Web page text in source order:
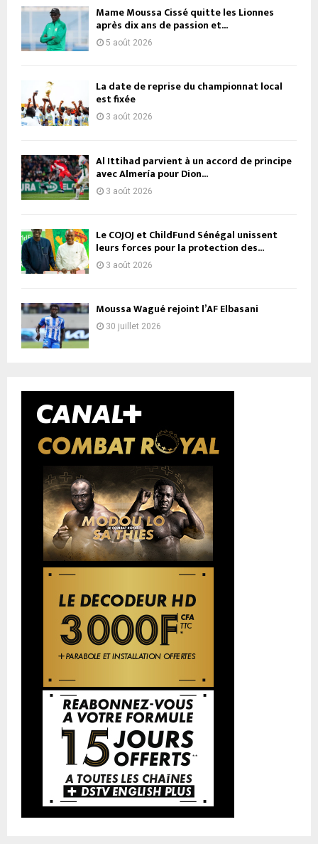
Mame Moussa Cissé quitte les Lionnes
après dix ans de passion et...
5 août 2026
La date de reprise du championnat local
est fixée
3 août 2026
Al Ittihad parvient à un accord de principe
avec Almería pour Dion...
3 août 2026
Le COJOJ et ChildFund Sénégal unissent
leurs forces pour la protection des...
3 août 2026
Moussa Wagué rejoint l’AF Elbasani
30 juillet 2026